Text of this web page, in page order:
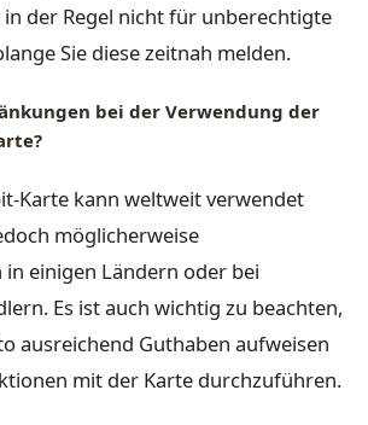
in der Regel nicht für unberechtigte
Sie diese zeitnah melden.
bei der Verwendung der
Karte kann weltweit verwendet
möglicherweise
einigen Ländern oder bei
Es ist auch wichtig zu beachten,
ausreichend Guthaben aufweisen
mit der Karte durchzuführen.